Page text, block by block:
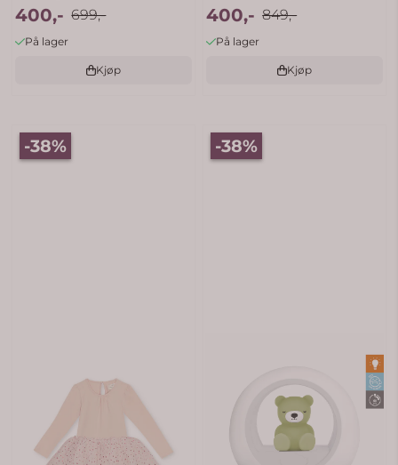
400,- 699,-
På lager
Kjøp
400,- 849,-
På lager
Kjøp
-38% -38%